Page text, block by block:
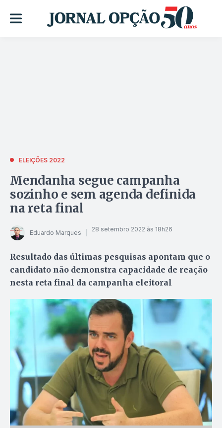
ELEIÇÕES 2022
Mendanha segue campanha
sozinho e sem agenda definida
na reta final
Eduardo Marques 28 setembro 2022 às 18h26
Resultado das últimas pesquisas apontam que o
candidato não demonstra capacidade de reação
nesta reta final da campanha eleitoral